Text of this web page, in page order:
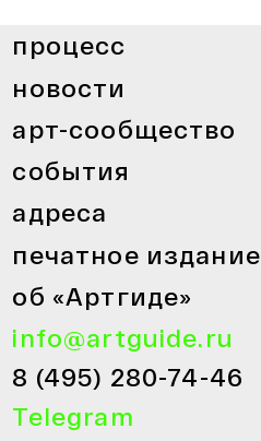
процесс
новости
арт-сообщество
события
адреса
печатное издание
об «Артгиде»
info@artguide.ru
8 (495) 280-74-46
Telegram